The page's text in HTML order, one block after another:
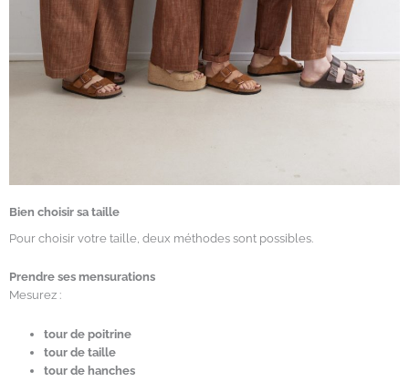
Bien choisir sa taille
Pour choisir votre taille, deux méthodes sont possibles.
Prendre ses mensurations
Mesurez :
tour de poitrine
tour de taille
tour de hanches